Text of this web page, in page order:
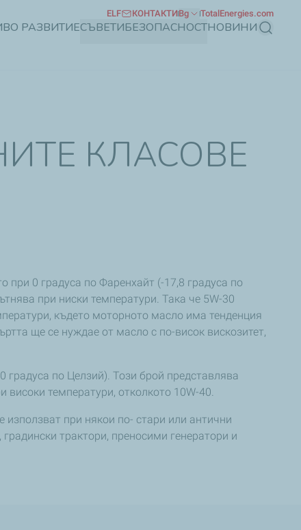
РАЗВИТИЕСЪВЕТИБЕЗОПАСНОСТНОВИНИ Търсене
ELF КОНТАКТИ Bg TotalEnergies.com
КЛАСОВЕ
при 0 градуса по Фаренхайт (-17,8 градуса по
при ниски температури. Така че 5W-30
където моторното масло има тенденция
ще се нуждае от масло с по-висок вискозитет,
по Целзий). Този брой представлява
температури, отколкото 10W-40.
използват при някои по- стари или антични
трактори, преносими генератори и